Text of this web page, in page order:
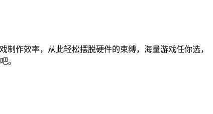
作效率，从此轻松摆脱硬件的束缚，海量游戏任你选，
。